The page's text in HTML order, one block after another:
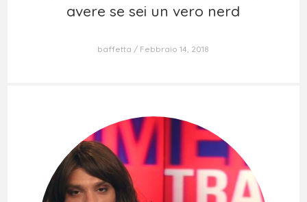
avere se sei un vero nerd
avere se sei un vero nerd
baffetta Febbraio 14, 2018